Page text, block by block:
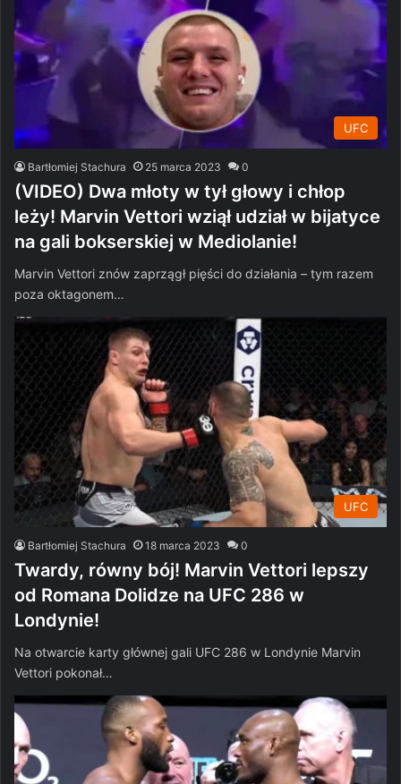
UFC
Bartłomiej Stachura 25 marca 2023 0
(VIDEO) Dwa młoty w tył głowy i chłop
leży! Marvin Vettori wziął udział w bijatyce
na gali bokserskiej w Mediolanie!
Marvin Vettori znów zaprzągł pięści do działania – tym razem
poza oktagonem…
UFC
Bartłomiej Stachura 18 marca 2023 0
Twardy, równy bój! Marvin Vettori lepszy
od Romana Dolidze na UFC 286 w
Londynie!
Na otwarcie karty głównej gali UFC 286 w Londynie Marvin
Vettori pokonał…